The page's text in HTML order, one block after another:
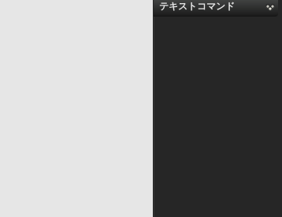
テキストコマンド